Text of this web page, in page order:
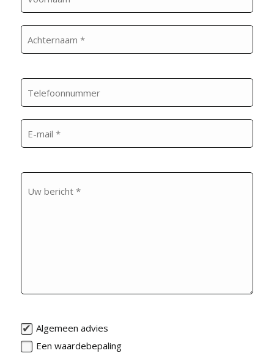
Algemeen advies
Een waardebepaling